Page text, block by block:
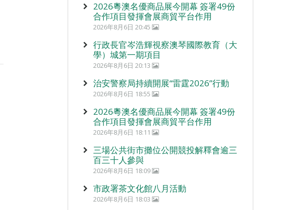
2026粵澳名優商品展今開幕 簽署49份
合作項目發揮會展商貿平台作用
2026年8月6日 20:45
行政長官岑浩輝視察澳琴國際教育（大
學）城第一期項目
2026年8月6日 20:13
治安警察局持續開展“雷霆2026”行動
2026年8月6日 18:55
2026粵澳名優商品展今開幕 簽署49份
合作項目發揮會展商貿平台作用
2026年8月6日 18:11
三場公共街市攤位公開競投解釋會逾三
百三十人參與
2026年8月6日 18:09
市政署茶文化館八月活動
2026年8月6日 18:03